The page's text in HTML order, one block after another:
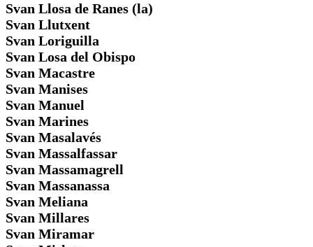
Svan Llosa de Ranes (la)
Svan Llutxent
Svan Loriguilla
Svan Losa del Obispo
Svan Macastre
Svan Manises
Svan Manuel
Svan Marines
Svan Masalavés
Svan Massalfassar
Svan Massamagrell
Svan Massanassa
Svan Meliana
Svan Millares
Svan Miramar